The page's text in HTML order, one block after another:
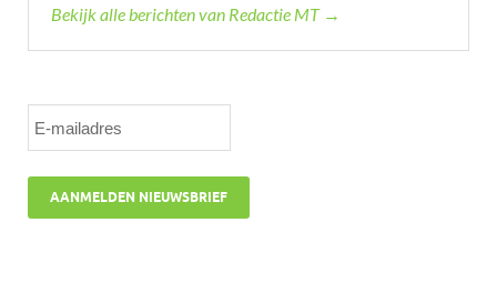
Bekijk alle berichten van Redactie MT →